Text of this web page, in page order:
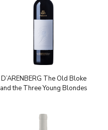
D’ARENBERG The Old Bloke
and the Three Young Blondes